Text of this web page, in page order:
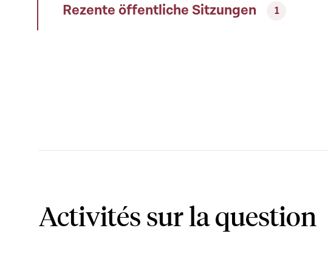
Rezente öffentliche Sitzungen 1
Activités sur la question